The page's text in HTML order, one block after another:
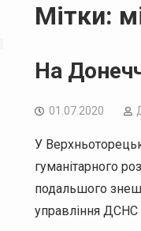
Мітки:
На
01.07.2020
У
гуманітарного
подальшого
управління ДСНС